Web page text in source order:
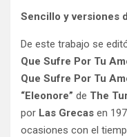
Sencillo y versiones
De este trabajo se
Que Sufre Por Tu
Que Sufre Por Tu
“Eleonore” de The
por Las Grecas en
ocasiones con el